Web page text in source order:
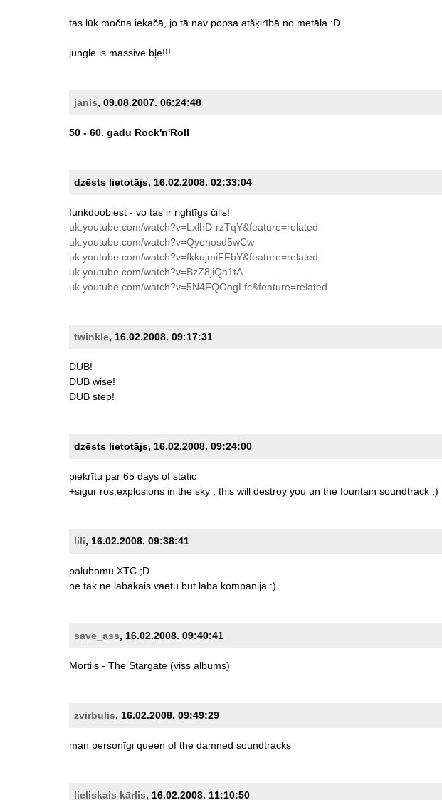
tas lūk močna iekačā, jo tā nav popsa atšķirībā no metāla :D
jungle is massive bļe!!!
jānis, 09.08.2007. 06:24:48
50 - 60. gadu Rock'n'Roll
dzēsts lietotājs, 16.02.2008. 02:33:04
funkdoobiest - vo tas ir rightīgs čills!
uk.youtube.com/watch?v=LxlhD-rzTqY&feature=related
uk.youtube.com/watch?v=Qyenosd5wCw
uk.youtube.com/watch?v=fkkujmiFFbY&feature=related
uk.youtube.com/watch?v=BzZ8jiQa1tA
uk.youtube.com/watch?v=5N4FQOogLfc&feature=related
twinkle, 16.02.2008. 09:17:31
DUB!
DUB wise!
DUB step!
dzēsts lietotājs, 16.02.2008. 09:24:00
piekrītu par 65 days of static
+sigur ros,explosions in the sky this will destroy you un the fountain soundtrack ;)
lili, 16.02.2008. 09:38:41
palubomu XTC ;D
ne tak ne labakais vaetu but laba kompanija :)
save_ass, 16.02.2008. 09:40:41
Mortiis - The Stargate (viss albums)
zvirbulis, 16.02.2008. 09:49:29
man personīgi queen of the damned soundtracks
lieliskais kārlis, 16.02.2008. 11:10:50